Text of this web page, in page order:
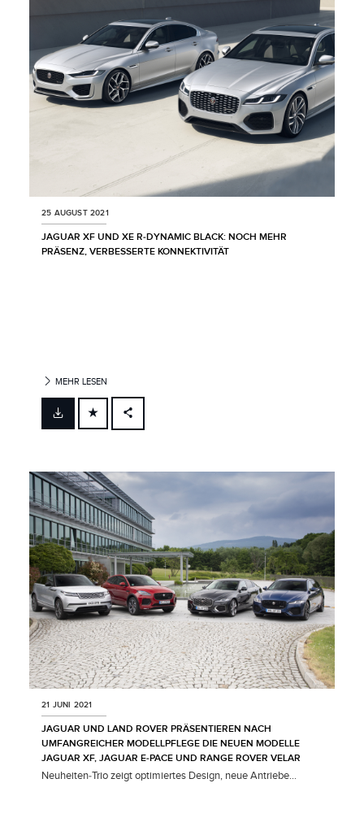
SHARE
25 AUGUST 2021
JAGUAR XF UND XE R‑DYNAMIC BLACK: NOCH MEHR
PRÄSENZ, VERBESSERTE KONNEKTIVITÄT
MEHR LESEN
FACEBOOK
LINKEDIN
SHARE
21 JUNI 2021
JAGUAR UND LAND ROVER PRÄSENTIEREN NACH
UMFANGREICHER MODELLPFLEGE DIE NEUEN MODELLE
JAGUAR XF, JAGUAR E‑PACE UND RANGE ROVER VELAR
Neuheiten‑Trio zeigt optimiertes Design, neue Antriebe...